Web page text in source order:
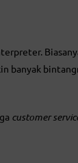
banyak
customer